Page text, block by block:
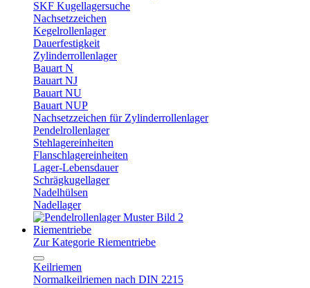
SKF Kugellagersuche
Nachsetzzeichen
Kegelrollenlager
Dauerfestigkeit
Zylinderrollenlager
Bauart N
Bauart NJ
Bauart NU
Bauart NUP
Nachsetzzeichen für Zylinderrollenlager
Pendelrollenlager
Stehlagereinheiten
Flanschlagereinheiten
Lager-Lebensdauer
Schrägkugellager
Nadelhülsen
Nadellager
Riementriebe
Zur Kategorie Riementriebe
Keilriemen
Normalkeilriemen nach DIN 2215